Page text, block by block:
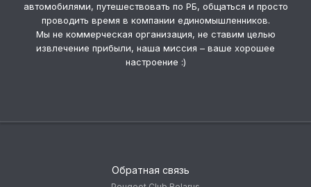
автомобилями, путешествовать по РБ, общаться и просто
проводить время в компании единомышленников.
Мы не коммерческая организация, не ставим целью
извлечение прибыли, наша миссия – ваше хорошее
настроение :)
Обратная связь